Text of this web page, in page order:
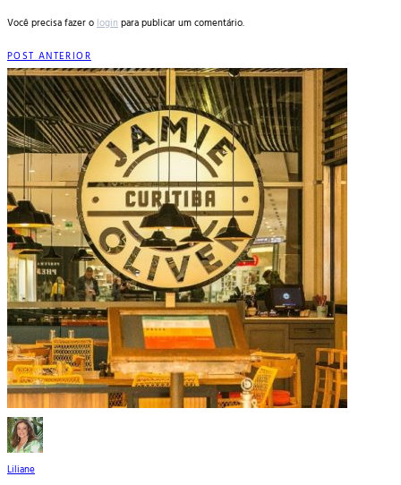
Você precisa fazer ologinpara publicar um comentário.
POST ANTERIOR
Liliane